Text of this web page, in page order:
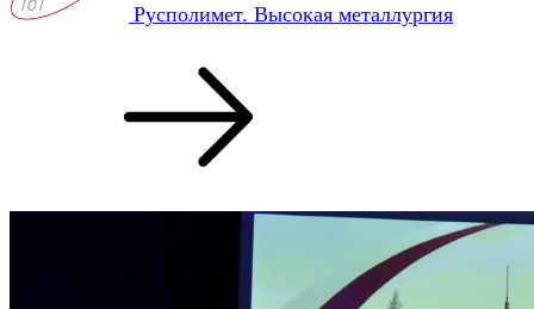
Русполимет. Высокая металлургия